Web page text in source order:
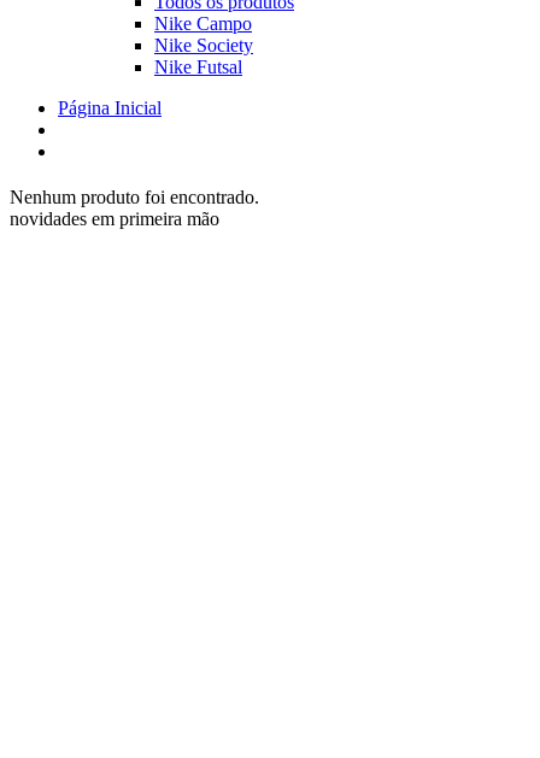
Nike Campo
Nike Society
Nike Futsal
Página Inicial
Nenhum produto foi encontrado.
novidades em primeira mão